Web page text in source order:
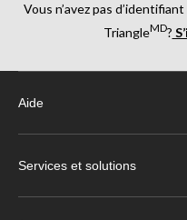
Vous n’avez pas
TriangleMD?
Aide
Services et solutions